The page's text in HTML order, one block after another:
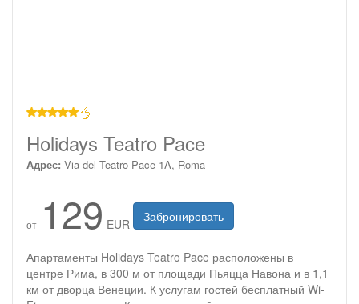
Holidays Teatro Pace
Адрес: Via del Teatro Pace 1A, Roma
от 129 EUR Забронировать
Апартаменты Holidays Teatro Pace расположены в
центре Рима, в 300 м от площади Пьяцца Навона и в 1,1
км от дворца Венеции. К услугам гостей бесплатный Wi-